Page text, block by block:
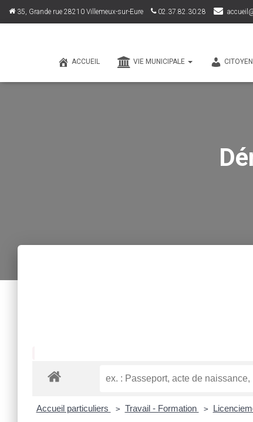
35, Grande rue 28210 Villemeux-sur-Eure 02.37.82.30.28
ACCUEIL VIE MUNICIPALE
Accueil particuliers > Travail - Formation >